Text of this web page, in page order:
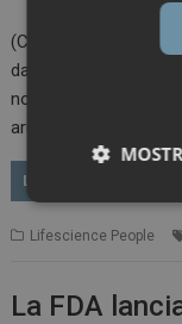
(CDER), la struttura
da prescrizione negli
novembre dal
arriva dopo le
LEGGI
Lifescience People
La FDA